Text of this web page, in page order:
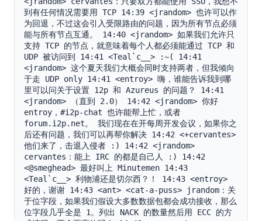
到有任何情况需要用 TCP 14:39 <jrandom> 也许可以作
为回退，不过这会引入受限路由的问题，因为所有节点必须
能与所有节点互通。 14:40 <jrandom> 如果我们允许只
支持 TCP 的节点，就意味着每个人都必须能通过 TCP 和
UDP 被访问到 14:41 <Teal`c__> :~( 14:41
<jrandom> 这个夏天我们大概会同时支持两者，但我倾向
于走 UDP only 14:41 <entroy> 嗨，谁能告诉我到哪
里可以问关于设置 12p 和 Azureus 的问题？ 14:41
<jrandom> （直到 2.0） 14:42 <jrandom> 你好
entroy，#i2p-chat 也许能帮上忙，或者
forum.i2p.net。 我们现在在开每周开发会议，如果你之
后还有问题，我们可以再帮你解决 14:42 <+cervantes>
他们来了，击退入侵者 :) 14:42 <jrandom>
cervantes：能上 IRC 的都是自己人 :) 14:42
<@smeghead> 最好叫上 Minutemen 14:43
<Teal`c__> 利物浦还是切尔西？！ 14:43 <entroy>
好的，谢谢 14:43 <ant> <cat-a-puss> jrandom：关
于位字段，如果我们假设大多数数据包都会成功接收，那么
位字段几乎全是 1。列出 NACK 的数量然后用 ECC 的方